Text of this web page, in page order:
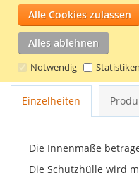
Alle Cookies zulassen
Alles ablehnen
Notwendig Statistiken
Trendy8 wasserdichte
schützt ein Handy vor
auf dem Wasser und hat
Bildschirm des Handys.
Schutzhülle betriebsbereit.
Einzelheiten
Die Innenmaße
Die Schutzhülle wird